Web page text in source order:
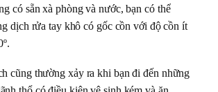
có sẵn xà phòng và nước, bạn có thể
dịch rửa tay khô có gốc cồn với độ cồn ít
cũng thường xảy ra khi bạn đi đến những